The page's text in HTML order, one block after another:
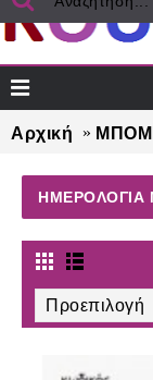
Αρχική
ΗΜΕΡΟΛΟΓΙΑ